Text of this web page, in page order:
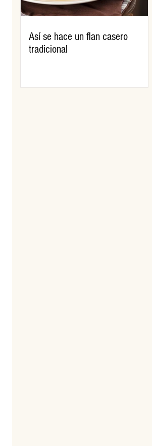
Así se hace un flan casero
tradicional